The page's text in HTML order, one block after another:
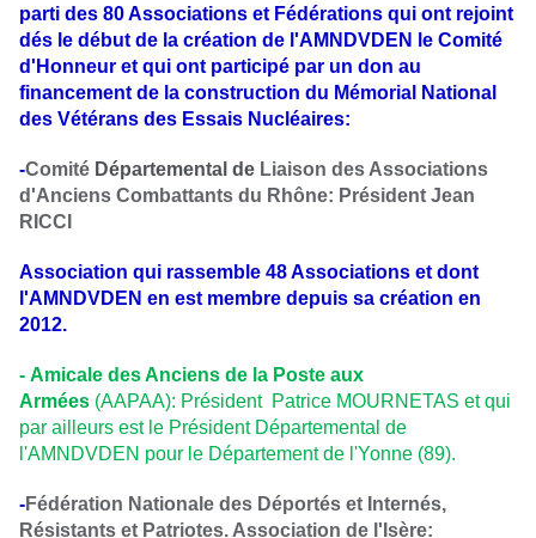
parti des 80 Associations et Fédérations qui ont rejoint
dés le début de la création de l'AMNDVDEN le Comité
d'Honneur et qui ont participé par un don au
financement de la construction du Mémorial National
des Vétérans des Essais Nucléaires:
-Comité Départemental de Liaison des Associations
d'Anciens Combattants du Rhône: Président Jean
RICCI
Association qui rassemble 48 Associations et dont
l'AMNDVDEN en est membre depuis sa création en
2012.
- Amicale des Anciens de la Poste aux
Armées (AAPAA): Président Patrice MOURNETAS et qui
par ailleurs est le Président Départemental de
l'AMNDVDEN pour le Département de l'Yonne (89).
-Fédération Nationale des Déportés et Internés,
Résistants et Patriotes. Association de l'Isère: